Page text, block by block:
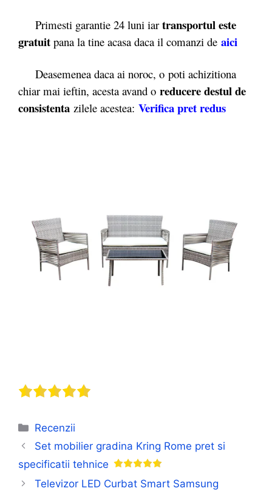
Primesti garantie 24 luni iar transportul este
gratuit pana la tine acasa daca il comanzi de aici
Deasemenea daca ai noroc, o poti achizitiona
chiar mai ieftin, acesta avand o reducere destul de
consistenta zilele acestea: Verifica pret redus
Categorii
Recenzii
Set mobilier gradina Kring Rome pret si
specificatii tehnice
Televizor LED Curbat Smart Samsung